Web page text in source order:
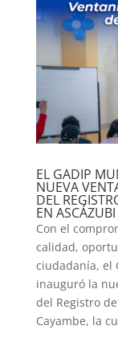
EL GADIP
NUEVA
DEL
EN ASCÁZUBI
Con el
calidad,
ciudadanía, el
inauguró la
del Registro
Cayambe, la